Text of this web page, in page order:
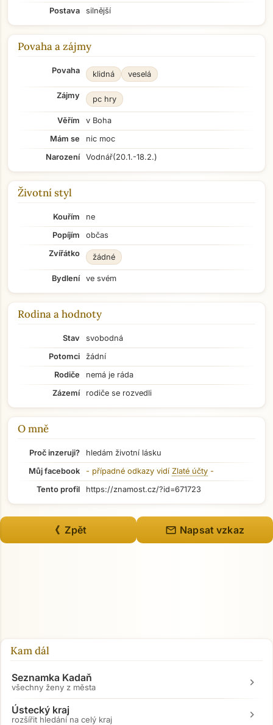
Postava
silnější
Povaha a zájmy
Povaha klidná veselá
Zájmy pc hry
Věřím
v Boha
Mám se
nic moc
Narození
Vodnář(20.1.-18.2.)
Životní styl
Kouřím
ne
Popíjím
občas
Zvířátko
žádné
Bydlení ve svém
Rodina a hodnoty
Stav
svobodná
Potomci
žádní
Rodiče
nemá je ráda
Zázemí
rodiče se rozvedli
O mně
Proč inzeruji?
hledám životní lásku
Můj facebook
- případné odkazy vidí Zlaté účty -
Tento profil
https://znamost.cz/?id=671723
《 Zpět mail Napsat vzkaz
Kam dál
Seznamka Kadaň
všechny ženy z města chevron_right
Ústecký kraj
rozšířit hledání na celý kraj chevron_right